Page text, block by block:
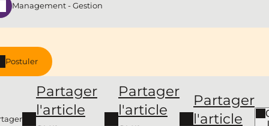
Postuler
Partager
l'article
Partager
l'article
Partager
l'article
Management - Gestion